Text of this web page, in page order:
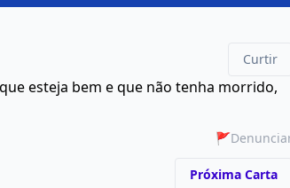
Curtir
esteja bem e que não tenha morrido,
🚩
Próxima Carta